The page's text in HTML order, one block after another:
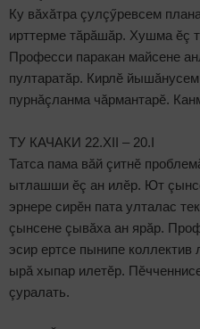
Ку вăхăтра çулçӳревсем
ирттерме тăрăшăр. Хушма ӗç
Професси паракан майсене
пултаратăр. Кирлӗ
пурнăçланма чăрмантарӗ.
ТУ КАЧАКИ 22.XII – 20.I
Татса пама вăй çитнӗ
ытлашши ӗç ан илӗр. Ют
эрнере сирӗн пата улталас
çынсене çывăха ан ярăр.
эсир ертсе пынипе коллектив
ырă хыпар илетӗр.
çуралать.